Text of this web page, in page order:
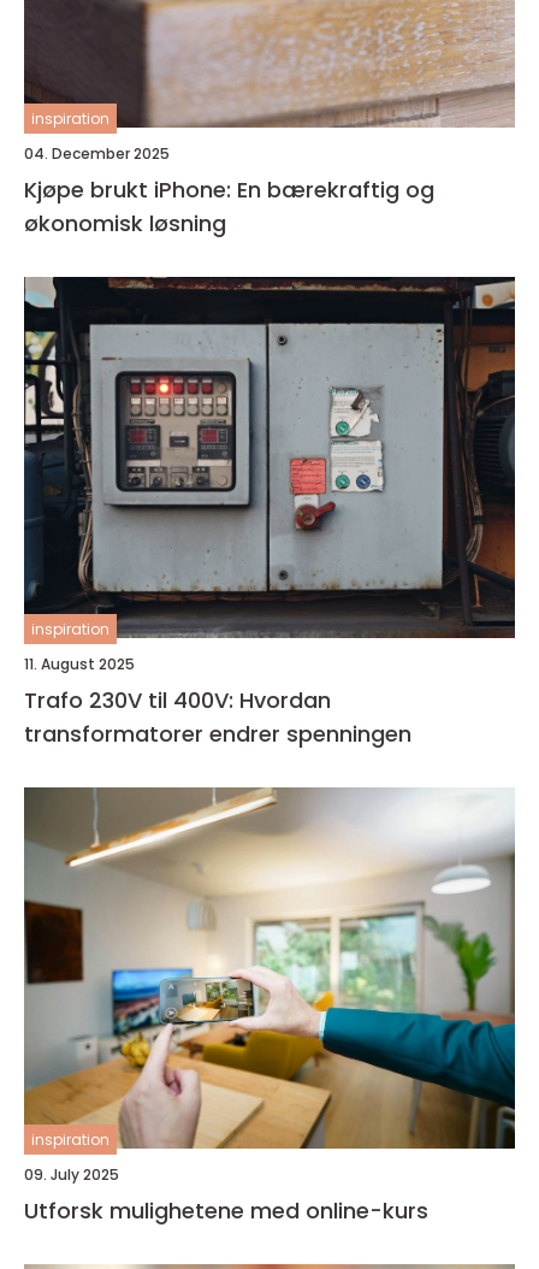
inspiration
04. December 2025
Kjøpe brukt iPhone: En bærekraftig og
økonomisk løsning
inspiration
11. August 2025
Trafo 230V til 400V: Hvordan
transformatorer endrer spenningen
inspiration
09. July 2025
Utforsk mulighetene med online-kurs